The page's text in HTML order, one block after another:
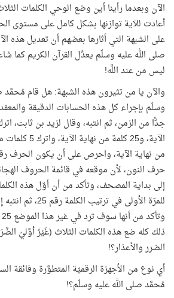
الآن وبعدما رأينا أين وضع الوحي الكلمات
أعادت للآية توازنها بشكل كامل على مستوى
على الشبهة التي أثارها بعضهم أن تعديل هذه
صلى الله عليه وسلّم يعدِّل القرآن الكريم كما
ليس من عند اللَّه!
والآن يا من تثيرون هذه الشبهة: هل قام مُحمَّد
وسلّم بإجراء كل هذه الحسابات الدقيقة
إلى بداية المصحف، وتأكد من أن أوّل هذه
للمرّة الأولى في
ذلك كله ضع هذه الكلمات الثلاث (غَيْرُ أوَّليّ
الضرر والأعذار؟!
أي نوع من الأجهزة الرقميّة المتطوَّرة وفائقة
مُحمَّد صلى الله عليه وسلّم؟!